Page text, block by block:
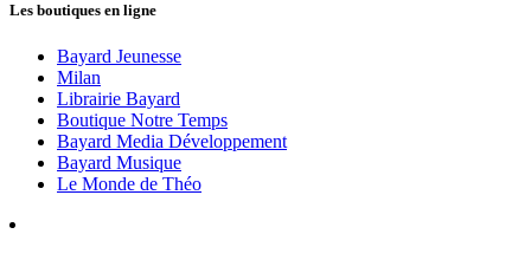
Les boutiques en ligne
Bayard Jeunesse
Milan
Librairie Bayard
Boutique Notre Temps
Bayard Media Développement
Bayard Musique
Le Monde de Théo